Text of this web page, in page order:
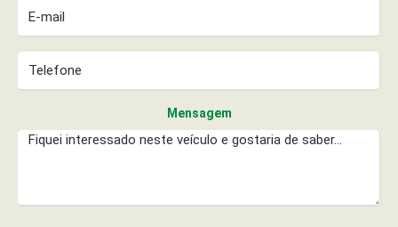
Mensagem